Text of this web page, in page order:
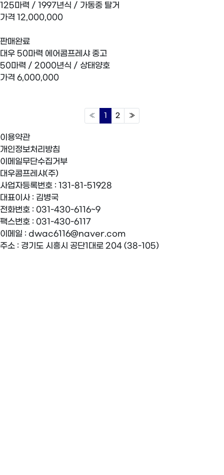
125마력 / 1997년식 / 가동중 탈거
가격 12,000,000
판매완료
대우 50마력 에어콤프레샤 중고
50마력 / 2000년식 / 상태양호
가격 6,000,000
« 1 2 »
이용약관
개인정보처리방침
이메일무단수집거부
대우콤프레샤(주)
사업자등록번호 : 131-81-51928
대표이사 : 김병국
전화번호 : 031-430-6116~9
팩스번호 : 031-430-6117
이메일 : dwac6116@naver.com
주소 : 경기도 시흥시 공단1대로 204 (38-105)